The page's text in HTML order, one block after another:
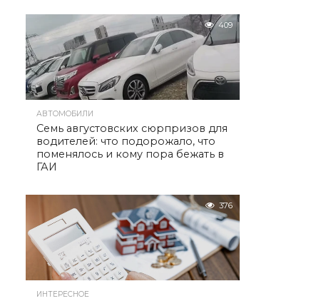
409
АВТОМОБИЛИ
Семь августовских сюрпризов для
водителей: что подорожало, что
поменялось и кому пора бежать в
ГАИ
376
ИНТЕРЕСНОЕ